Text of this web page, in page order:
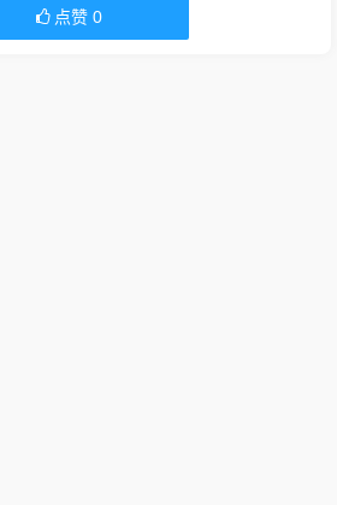
点赞 0